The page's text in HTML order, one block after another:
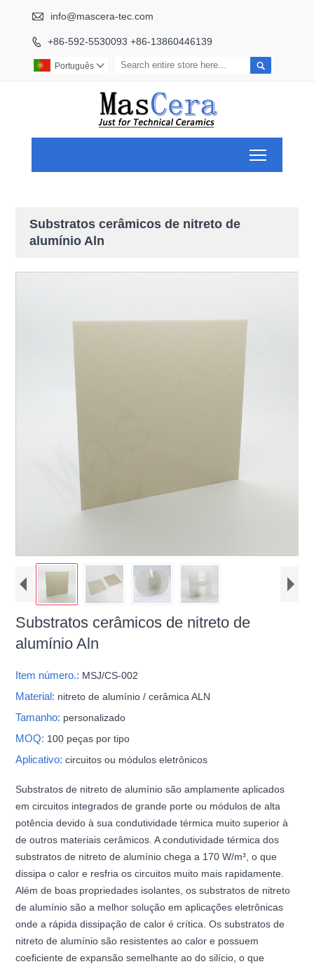
 info@mascera-tec.com
 +86-592-5530093 +86-13860446139

Português 
Substratos cerâmicos de nitreto de
alumínio Aln
Substratos cerâmicos de nitreto de
alumínio Aln
Item número.: MSJ/CS-002
Material: nitreto de alumínio / cerâmica ALN
Tamanho: personalizado
MOQ: 100 peças por tipo
Aplicativo:circuitos ou módulos eletrônicos
Substratos de nitreto de alumínio são amplamente aplicados
em circuitos integrados de grande porte ou módulos de alta
potência devido à sua condutividade térmica muito superior à
de outros materiais cerâmicos. A condutividade térmica dos
substratos de nitreto de alumínio chega a 170 W/m³, o que
dissipa o calor e resfria os circuitos muito mais rapidamente.
Além de boas propriedades isolantes, os substratos de nitreto
de alumínio são a melhor solução em aplicações eletrônicas
onde a rápida dissipação de calor é crítica. Os substratos de
nitreto de alumínio são resistentes ao calor e possuem
coeficiente de expansão semelhante ao do silício, o que